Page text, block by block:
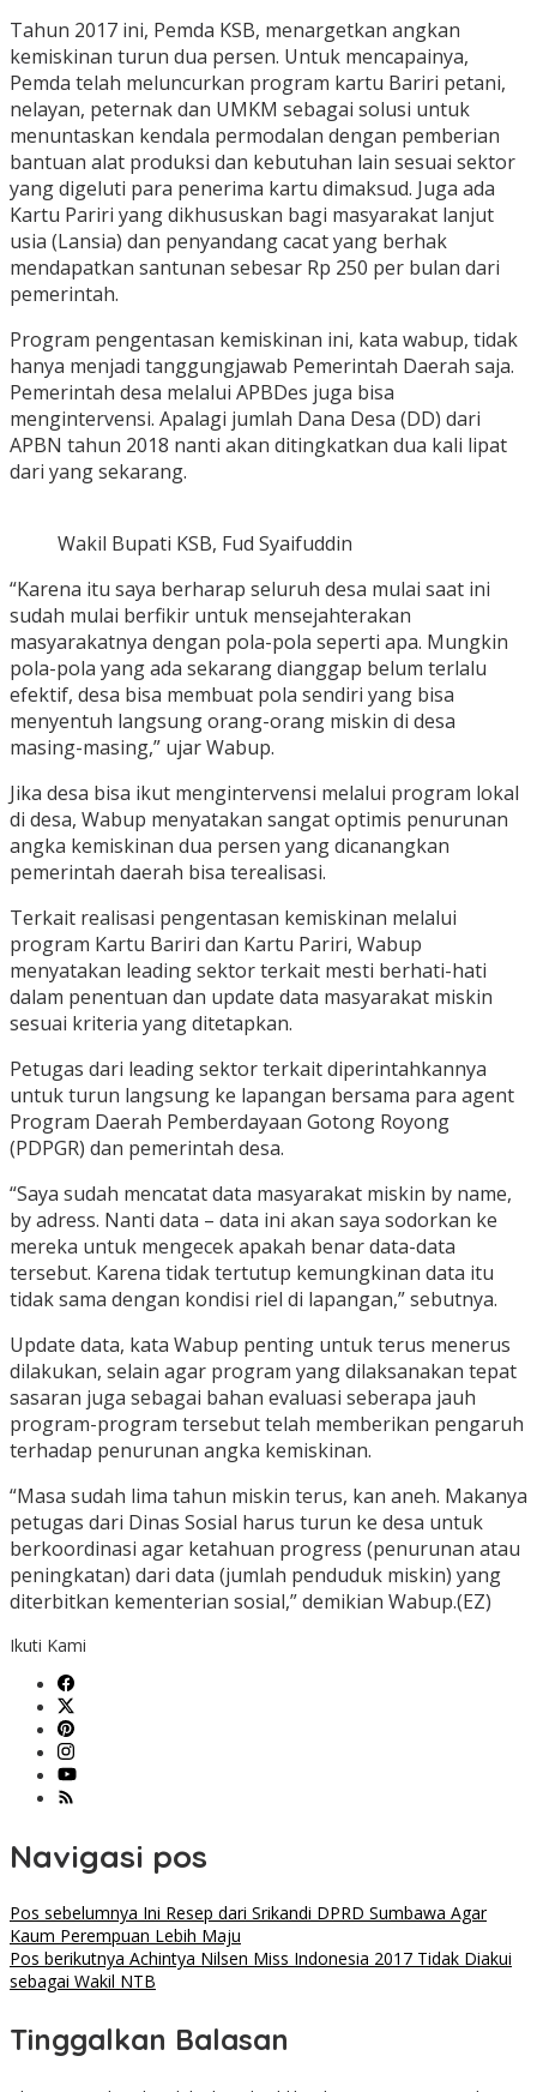
Tahun 2017 ini, Pemda KSB, menargetkan angkan
kemiskinan turun dua persen. Untuk mencapainya,
Pemda telah meluncurkan program kartu Bariri petani,
nelayan, peternak dan UMKM sebagai solusi untuk
menuntaskan kendala permodalan dengan pemberian
bantuan alat produksi dan kebutuhan lain sesuai sektor
yang digeluti para penerima kartu dimaksud. Juga ada
Kartu Pariri yang dikhususkan bagi masyarakat lanjut
usia (Lansia) dan penyandang cacat yang berhak
mendapatkan santunan sebesar Rp 250 per bulan dari
pemerintah.
Program pengentasan kemiskinan ini, kata wabup, tidak
hanya menjadi tanggungjawab Pemerintah Daerah saja.
Pemerintah desa melalui APBDes juga bisa
mengintervensi. Apalagi jumlah Dana Desa (DD) dari
APBN tahun 2018 nanti akan ditingkatkan dua kali lipat
dari yang sekarang.
Wakil Bupati KSB, Fud Syaifuddin
“Karena itu saya berharap seluruh desa mulai saat ini
sudah mulai berfikir untuk mensejahterakan
masyarakatnya dengan pola-pola seperti apa. Mungkin
pola-pola yang ada sekarang dianggap belum terlalu
efektif, desa bisa membuat pola sendiri yang bisa
menyentuh langsung orang-orang miskin di desa
masing-masing,” ujar Wabup.
Jika desa bisa ikut mengintervensi melalui program lokal
di desa, Wabup menyatakan sangat optimis penurunan
angka kemiskinan dua persen yang dicanangkan
pemerintah daerah bisa terealisasi.
Terkait realisasi pengentasan kemiskinan melalui
program Kartu Bariri dan Kartu Pariri, Wabup
menyatakan leading sektor terkait mesti berhati-hati
dalam penentuan dan update data masyarakat miskin
sesuai kriteria yang ditetapkan.
Petugas dari leading sektor terkait diperintahkannya
untuk turun langsung ke lapangan bersama para agent
Program Daerah Pemberdayaan Gotong Royong
(PDPGR) dan pemerintah desa.
“Saya sudah mencatat data masyarakat miskin by name,
by adress. Nanti data – data ini akan saya sodorkan ke
mereka untuk mengecek apakah benar data-data
tersebut. Karena tidak tertutup kemungkinan data itu
tidak sama dengan kondisi riel di lapangan,” sebutnya.
Update data, kata Wabup penting untuk terus menerus
dilakukan, selain agar program yang dilaksanakan tepat
sasaran juga sebagai bahan evaluasi seberapa jauh
program-program tersebut telah memberikan pengaruh
terhadap penurunan angka kemiskinan.
“Masa sudah lima tahun miskin terus, kan aneh. Makanya
petugas dari Dinas Sosial harus turun ke desa untuk
berkoordinasi agar ketahuan progress (penurunan atau
peningkatan) dari data (jumlah penduduk miskin) yang
diterbitkan kementerian sosial,” demikian Wabup.(EZ)
Ikuti Kami
Navigasi pos
Pos sebelumnya Ini Resep dari Srikandi DPRD Sumbawa Agar
Kaum Perempuan Lebih Maju
Pos berikutnya Achintya Nilsen Miss Indonesia 2017 Tidak Diakui
sebagai Wakil NTB
Tinggalkan Balasan